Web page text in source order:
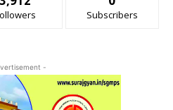
Subscribers
-